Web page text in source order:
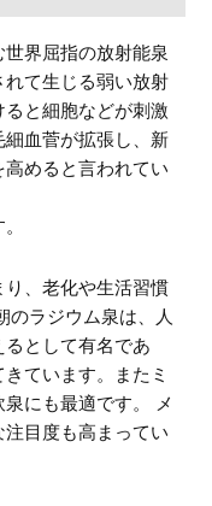
界屈指の放射能泉
て生じる弱い放射
と細胞などが刺激
血菅が拡張し、新
めると言われてい
、老化や生活習慣
のラジウム泉は、人
として有名であ
ています。またミ
にも最適です。 メ
目度も高まってい